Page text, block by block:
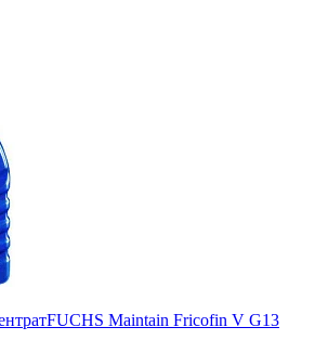
FUCHS Maintain Fricofin V G13